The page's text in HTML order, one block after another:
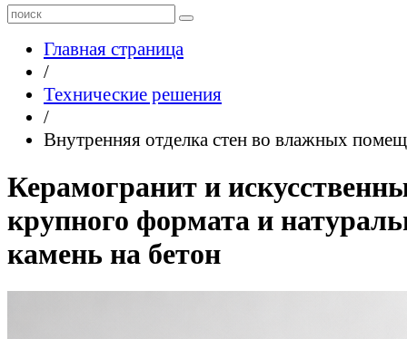
Главная страница
/
Технические решения
/
Внутренняя отделка стен во влажных
Керамогранит и
крупного формата и
камень на бетон